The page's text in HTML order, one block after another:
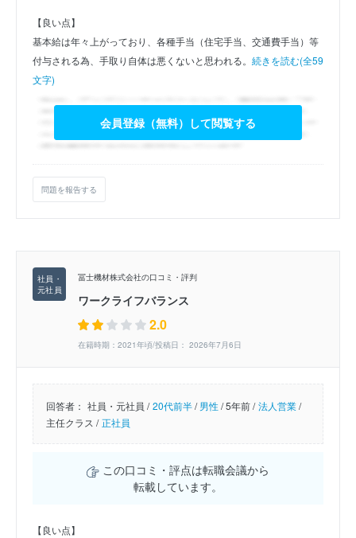
【良い点】
基本給は年々上がっており、各種手当（住宅手当、交通費手当）等
付与される為、手取り自体は悪くないと思われる。 続きを読む(全59
文字)
会員登録（無料）して閲覧する
問題を報告する
冨士機材株式会社の口コミ・評判
ワークライフバランス
2.0
在籍時期：2021年頃/投稿日： 2026年7月6日
回答者： 社員・元社員 / 20代前半/男性/5年前 / 法人営業/
主任クラス / 正社員
この口コミ・評点は転職会議から
転載しています。
【良い点】